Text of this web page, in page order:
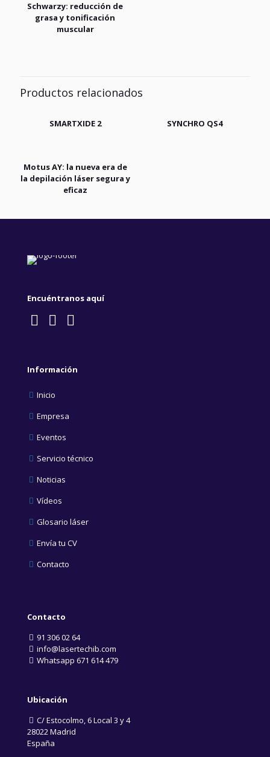
Schwarzy: reducción de
grasa y tonificación
muscular
Productos relacionados
SMARTXIDE 2 SYNCHRO QS4
Motus AY: la nueva era de
la depilación láser segura y
eficaz
Encuéntranos aquí
Información
Inicio
Empresa
Eventos
Servicio técnico
Noticias
Vídeos
Glosario láser
Envía tu CV
Contacto
Contacto
91 306 02 64
info@lasertechib.com
Whatsapp 671 614 479
Ubicación
C/ Estocolmo, 6 Local 3 y 4
28022 Madrid
España